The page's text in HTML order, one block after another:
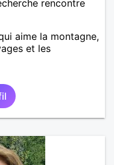
rencontre
aime la montagne,
et les